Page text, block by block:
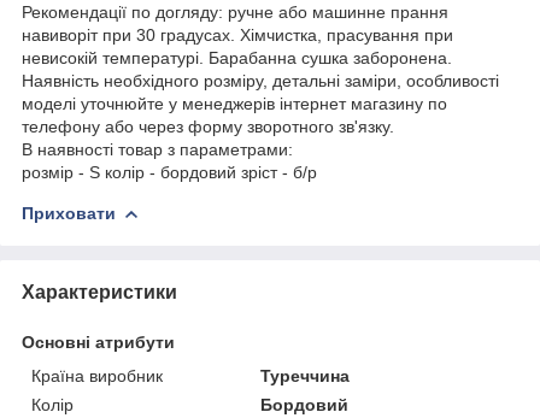
Рекомендації по догляду: ручне або машинне прання
навиворіт при 30 градусах. Хімчистка, прасування при
невисокій температурі. Барабанна сушка заборонена.
Наявність необхідного розміру, детальні заміри, особливості
моделі уточнюйте у менеджерів інтернет магазину по
телефону або через форму зворотного зв'язку.
В наявності товар з параметрами:
розмір - S колір - бордовий зріст - б/р
Приховати
Характеристики
Основні атрибути
Країна виробник
Туреччина
Колір
Бордовий